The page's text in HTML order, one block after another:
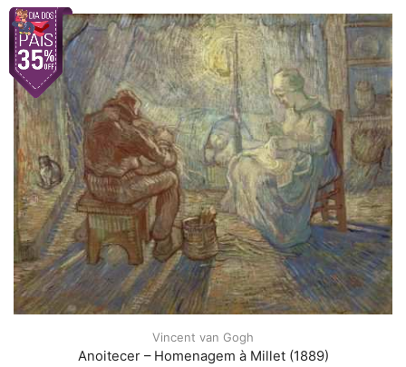
Vincent van Gogh
Anoitecer – Homenagem à Millet (1889)